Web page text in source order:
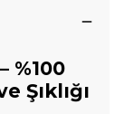
%100
Şıklığı